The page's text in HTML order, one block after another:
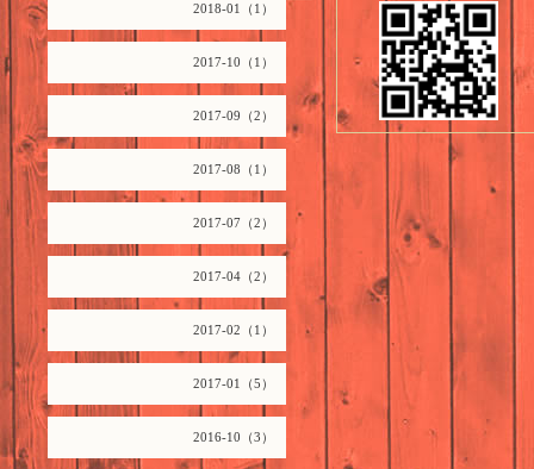
2018-01（1）
2017-10（1）
2017-09（2）
2017-08（1）
2017-07（2）
2017-04（2）
2017-02（1）
2017-01（5）
2016-10（3）